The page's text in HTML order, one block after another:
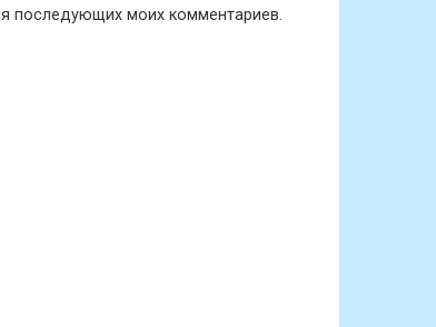
последующих моих комментариев.